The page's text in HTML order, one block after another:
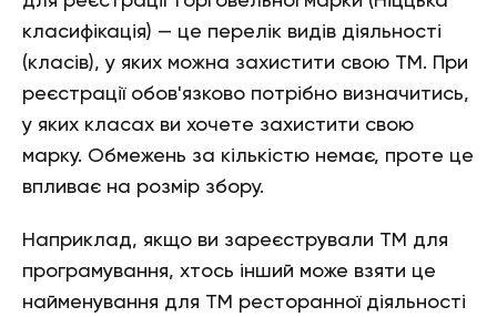
класифікація) — це перелік видів діяльності
(класів), у яких можна захистити свою ТМ. При
реєстрації обов'язково потрібно визначитись,
у яких класах ви хочете захистити свою
марку. Обмежень за кількістю немає, проте це
впливає на розмір збору.
Наприклад, якщо ви зареєстрували ТМ для
програмування, хтось інший може взяти це
найменування для ТМ ресторанної діяльності